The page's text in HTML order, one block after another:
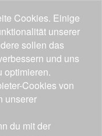
Cookies. Einige
unserer
sollen das
und uns
optimieren.
Cookies von
unserer
du mit der